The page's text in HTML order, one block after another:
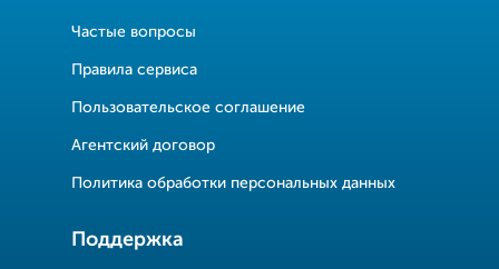
Частые вопросы
Правила сервиса
Пользовательское соглашение
Агентский договор
Политика обработки персональных данных
Поддержка